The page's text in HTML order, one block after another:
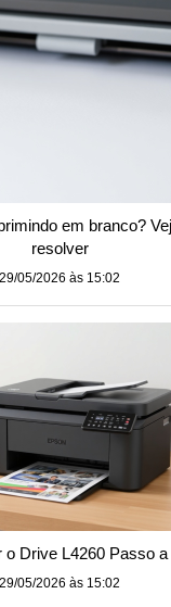
em branco?
resolver
29/05/2026 às 15:02
o Drive L4260 Passo
29/05/2026 às 15:02